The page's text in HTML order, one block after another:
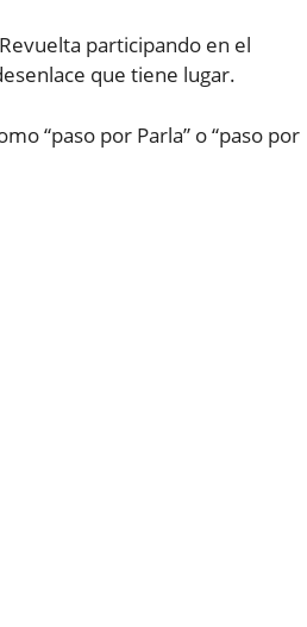
participando en el
que tiene lugar.
“paso por Parla” o “paso por